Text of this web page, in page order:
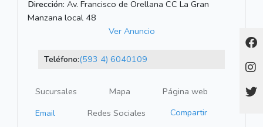
Dirección: Av. Francisco de Orellana CC La Gran
Manzana local 48
Ver Anuncio
Teléfono:(593 4) 6040109
Sucursales Mapa
Página web
Email
Redes Sociales Compartir